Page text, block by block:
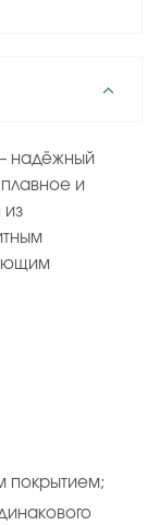
надёжный
и
из
покрытием;